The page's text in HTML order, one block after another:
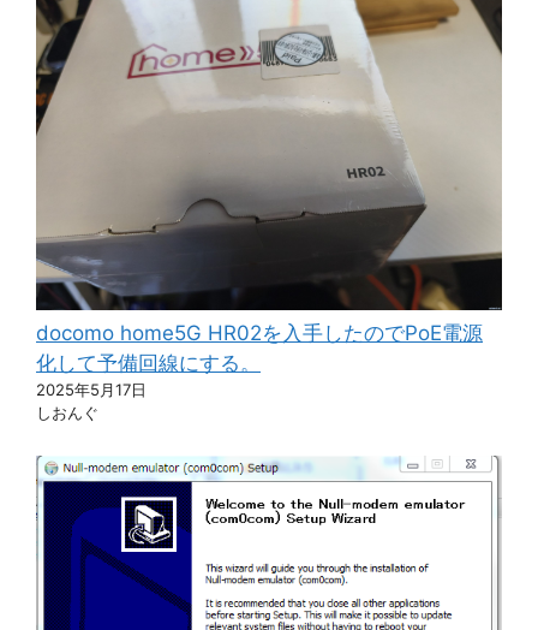
docomo home5G HR02を入手したのでPoE電源
化して予備回線にする。
2025年5月17日
しおんぐ